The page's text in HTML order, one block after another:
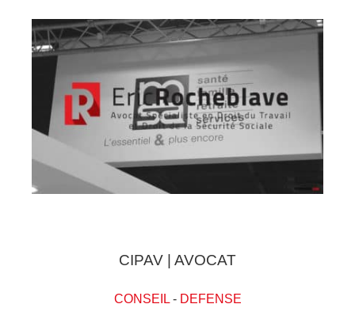
CIPAV | AVOCAT
CONSEIL- DEFENSE